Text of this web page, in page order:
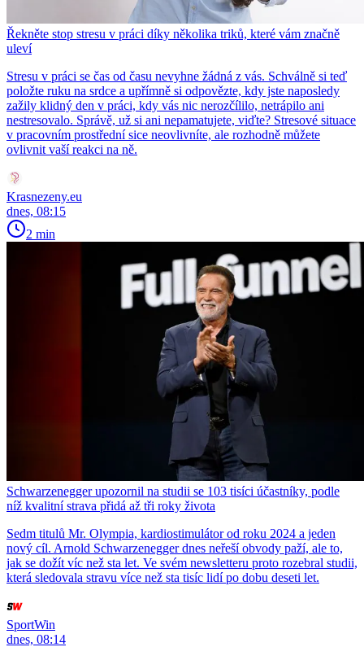
Řekněte stop stresu v práci díky několika triků, které vám značně
uleví
Stresu v práci se čas od času nevyhne žádná z vás. Schválně si teď
položte ruku na srdce a upřímně si odpovězte, kdy jste naposledy
zažily klidný den v práci, kdy vás nic nerozčílilo, netrápilo ani
nestresovalo. Správě, už si ani nepamatujete, viďte? Stresové situace
v pracovním prostřední sice neovlivníte, ale rozhodně můžete
ovlivnit vaší reakci na ně.
Krasnezeny.eu
dnes, 08:15
2 min
Schwarzenegger upozornil na studii se 103 tisíci účastníky, podle
níž kvalitní strava přidá až tři roky života
Sedm titulů Mr. Olympia, kardiostimulátor od roku 2024 a jeden
nový cíl. Arnold Schwarzenegger dnes neřeší obvody paží, ale to,
jak se dožít víc než sta let. Ve svém newsletteru proto rozebral studii,
která sledovala stravu více než sta tisíc lidí po dobu deseti let.
SportWin
dnes, 08:14